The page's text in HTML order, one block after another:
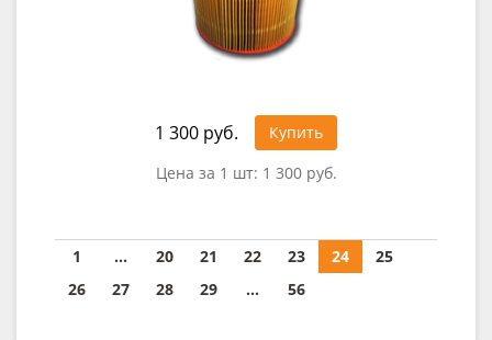
1 300 руб.
Купить
Цена за 1 шт: 1 300 руб.
1 ... 20 21 22 23 24
25
26
27 28 29 ... 56